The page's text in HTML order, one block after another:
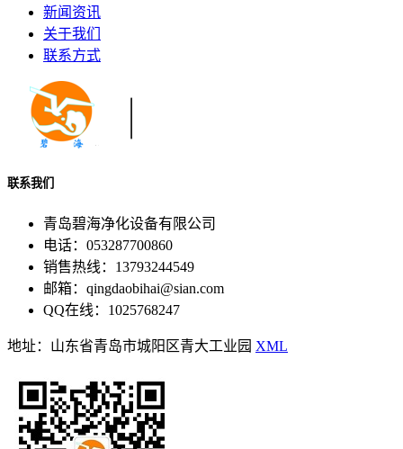
新闻资讯
关于我们
联系方式
联系我们
青岛碧海净化设备有限公司
电话：053287700860
销售热线：13793244549
邮箱：qingdaobihai@sian.com
QQ在线：1025768247
地址：山东省青岛市城阳区青大工业园 XML